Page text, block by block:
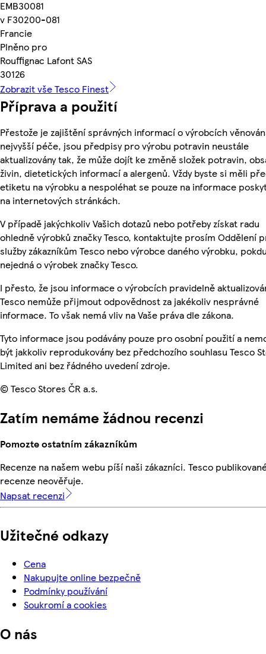
EMB30081
v F30200-081
Francie
Plněno pro
Rouffignac Lafont SAS
30126
Zobrazit vše Tesco Finest
Příprava a použití
Přestože je zajištění správných informací o výrobcích
nejvyšší péče, jsou předpisy pro výrobu potravin neustále
aktualizovány tak, že může dojít ke změně složek potravin,
živin, dietetických informací a alergenů. Vždy byste si měli
etiketu na výrobku a nespoléhat se pouze na informace
na internetových stránkách.
V případě jakýchkoliv Vašich dotazů nebo potřeby získat radu
ohledně výrobků značky Tesco, kontaktujte prosím Oddělení
služby zákazníkům Tesco nebo výrobce daného výrobku,
nejedná o výrobek značky Tesco.
I přesto, že jsou informace o výrobcích pravidelně
Tesco nemůže přijmout odpovědnost za jakékoliv nesprávné
informace. To však nemá vliv na Vaše práva dle zákona.
Tyto informace jsou podávány pouze pro osobní použití a
být jakkoliv reprodukovány bez předchozího souhlasu Tesco
Limited ani bez řádného uvedení zdroje.
© Tesco Stores ČR a.s.
Zatím nemáme žádnou recenzi
Pomozte ostatním zákazníkům
Recenze na našem webu píší naši zákazníci. Tesco
recenze neověřuje.
Napsat recenzi
Užitečné odkazy
Cena
Nakupujte online bezpečně
Podmínky používání
Soukromí a cookies
O nás